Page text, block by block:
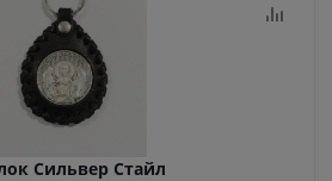
Сильвер Стайл